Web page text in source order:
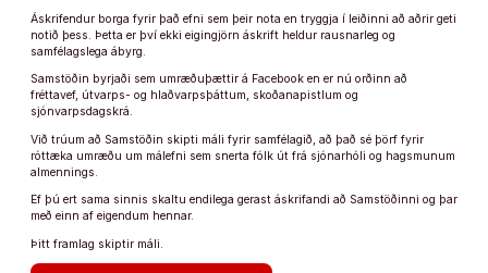
Áskrifendur borga fyrir það efni sem þeir nota en tryggja í leiðinni að aðrir geti
notið þess. Þetta er því ekki eigingjörn áskrift heldur rausnarleg og
samfélagslega ábyrg.
Samstöðin byrjaði sem umræðuþættir á Facebook en er nú orðinn að
fréttavef, útvarps- og hlaðvarpsþáttum, skoðanapistlum og
sjónvarpsdagskrá.
Við trúum að Samstöðin skipti máli fyrir samfélagið, að það sé þörf fyrir
róttæka umræðu um málefni sem snerta fólk út frá sjónarhóli og hagsmunum
almennings.
Ef þú ert sama sinnis skaltu endilega gerast áskrifandi að Samstöðinni og þar
með einn af eigendum hennar.
Þitt framlag skiptir máli.